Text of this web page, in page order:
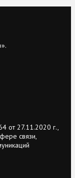
от 27.11.2020 г.,
связи,